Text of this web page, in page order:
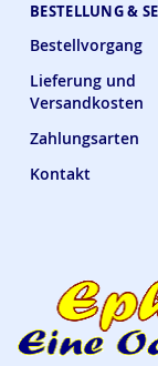
BESTELLUNG &
Bestellvorgang
Lieferung und
Versandkosten
Zahlungsarten
Kontakt